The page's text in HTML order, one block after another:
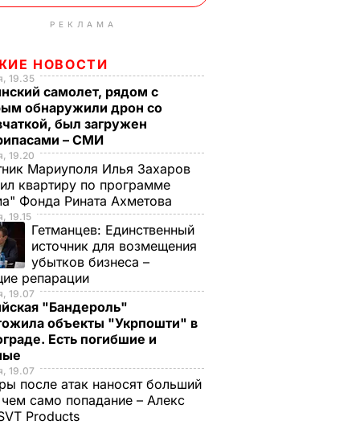
РЕКЛАМА
НОВОСТИ
19.35
самолет, рядом с
обнаружили дрон со
был загружен
– СМИ
19.20
Мариуполя Илья Захаров
квартиру по программе
Фонда Рината Ахметова
19.15
Гетманцев: Единственный
источник для возмещения
убытков бизнеса –
репарации
19.07
"Бандероль"
объекты "Укрпошти" в
Есть погибшие и
19.07
после атак наносят больший
само попадание – Алекс
Products